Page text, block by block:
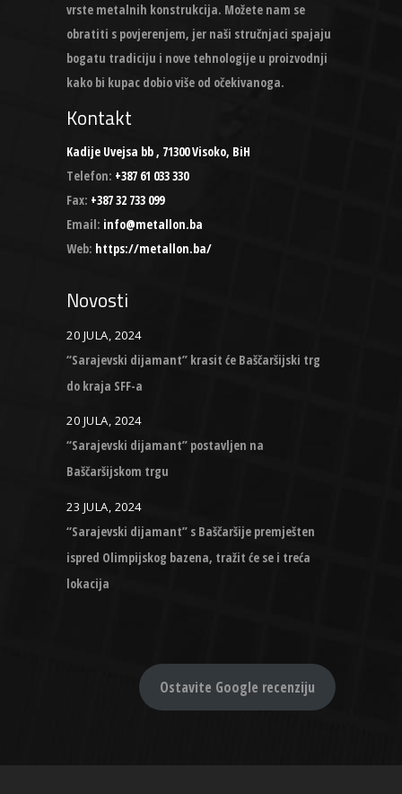
vrste metalnih konstrukcija. Možete nam se
obratiti s povjerenjem, jer naši stručnjaci spajaju
bogatu tradiciju i nove tehnologije u proizvodnji
kako bi kupac dobio više od očekivanoga.
Kontakt
Kadije Uvejsa bb , 71300 Visoko, BiH
Telefon: +387 61 033 330
Fax: +387 32 733 099
Email: info@metallon.ba
Web: https://metallon.ba/
Novosti
20 JULA, 2024
“Sarajevski dijamant” krasit će Baščaršijski trg
do kraja SFF-a
20 JULA, 2024
“Sarajevski dijamant” postavljen na
Baščaršijskom trgu
23 JULA, 2024
“Sarajevski dijamant” s Baščaršije premješten
ispred Olimpijskog bazena, tražit će se i treća
lokacija
Ostavite Google recenziju